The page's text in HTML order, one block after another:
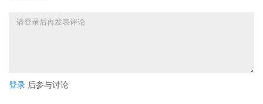
登录 后参与讨论